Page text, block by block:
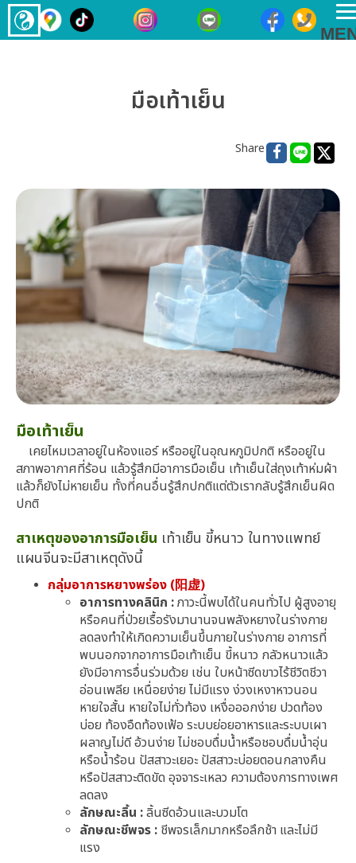
มือเท้าเย็น
Share
มือเท้าเย็น
เคยไหมเวลาอยู่ในห้องแอร์ หรืออยู่ในอุณหภูมิปกติ หรืออยู่ใน
สภาพอากาศที่ร้อน แล้วรู้สึกมีอาการมือเย็น เท้าเย็นใส่ถุงเท้าห่มผ้า
แล้วก็ยังไม่หายเย็น ทั้งที่คนอื่นรู้สึกปกติแต่ตัวเรากลับรู้สึกเย็นผิด
ปกติ
สาเหตุของอาการมือเย็น เท้าเย็น ขี้หนาว ในทางแพทย์
แผนจีนจะมีสาเหตุดังนี้
กลุ่มอาการหยางพร่อง (阳虚)
อาการทางคลินิก :ภาวะนี้พบได้ในคนทั่วไป ผู้สูงอายุ
หรือคนที่ป่วยเรื้อรังมานานจนพลังหยางในร่างกาย
ลดลงทำให้เกิดความเย็นขึ้นภายในร่างกาย อาการที่
พบนอกจากอาการมือเท้าเย็น ขี้หนาว กลัวหนาวแล้ว
ยังมีอาการอื่นร่วมด้วย เช่น ใบหน้าซีดขาวไร้ชีวิตชีวา
อ่อนเพลีย เหนื่อยง่าย ไม่มีแรง ง่วงเหงาหาวนอน
หายใจสั้น หายใจไม่ทั่วท้อง เหงื่อออกง่าย ปวดท้อง
บ่อย ท้องอืดท้องเฟ้อ ระบบย่อยอาหารและระบบเผา
ผลาญไม่ดี อ้วนง่าย ไม่ชอบดื่มน้ำหรือชอบดื่มน้ำอุ่น
หรือน้ำร้อน ปัสสาวะเยอะ ปัสสาวะบ่อยตอนกลางคืน
หรือปัสสาวะติดขัด อุจจาระเหลว ความต้องการทางเพศ
ลดลง
ลักษณะลิ้น :ลิ้นซีดอ้วนและบวมโต
ลักษณะชีพจร : ชีพจรเล็กมากหรือลึกช้า และไม่มี
แรง